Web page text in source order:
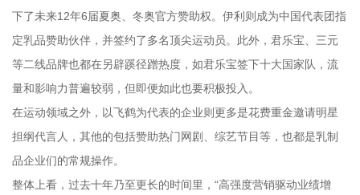
下了未来12年6届夏奥、冬奥官方赞助权。伊利则成为中国代表团指
定乳品赞助伙伴，并签约了多名顶尖运动员。此外，君乐宝、三元
等二线品牌也都在另辟蹊径蹭热度，如君乐宝签下十大国家队，流
量和影响力普遍较弱，但即便如此也要积极投入。
在运动领域之外，以飞鹤为代表的企业则更多是花费重金邀请明星
担纲代言人，其他的包括赞助热门网剧、综艺节目等，也都是乳制
品企业们的常规操作。
整体上看，过去十年乃至更长的时间里，“高强度营销驱动业绩增